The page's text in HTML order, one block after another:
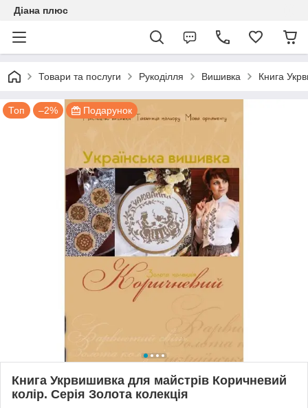
Діана плюс
Товари та послуги Рукоділля Вишивка Книга
Топ –2% Подарунок
Книга Укрвишивка для майстрів Коричневий
колір. Серія Золота колекція